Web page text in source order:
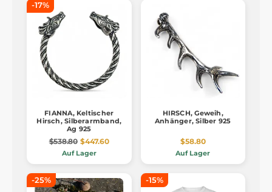
-17%
FIANNA, Keltischer
Hirsch, Silberarmband,
Ag 925
$538.80 $447.60
Auf Lager
HIRSCH, Geweih,
Anhänger, Silber 925
$58.80
Auf Lager
-25% -15%